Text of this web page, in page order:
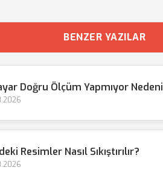
BENZER YAZILAR
Doğru Ölçüm Yapmıyor
Resimler Nasıl Sıkıştırılır?